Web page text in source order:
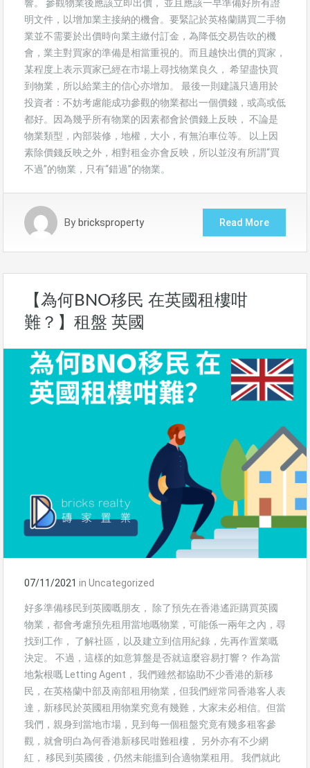
響。 參觀物業後應該立即出價， 並且應該一早準備好所有證
明文件，以增加業主接納的機會。要緊記於英格蘭購買二手物
業並不需要於出價時向業主繳付訂金，為降低交易告吹的機
會，業主對買家的準備是相當重視的。而且越快出價的買家，
某程度上表示買家已經在市場上尋找物業良久， 希望盡快買
到物業，所以給業主的信心亦增加。 最後一則建議只適用於
投資者：不妨考慮能成功參觀的物業都出一個價錢，或高或低
都好。因為幾乎所有物業的因素都會於價錢上反映， 不論是
物業類型，內部裝修，地權，大小，有無泊車位等。 以上因
素除價錢反映之外，相對租金亦會反映，所以並沒有所謂“買
不過”的物業，只有“錯過”的物業。
By bricksproperty Read More
【為何BNO移民 在英國租樓咁
難？】租盤 英國
07/11/2021 in Uncategorized
好多準備移民到英國嘅朋友， 除了預先在香港遙距購買英國
物業，都會考慮預先租用當地嘅物業，可能係一兩年之內，尋
找到工作， 了解社區，以及建立到信用紀錄，先再作置業嘅
決定。 不過，這樣的如意算盤是否就這麼容易打響？ 作為當
地紮根嘅 Letting Agent， 我們雖然都協助不少香港的新移
民，在英格蘭中部及南部租用物業，但我們經常同香港客人表
達，新移民於英國租用物業究竟有幾難，大家未必相信。但當
我們，親身到當地市場，見到每一個租盤究竟有幾多租客參
觀，就會明白為何香港新移民咁難租樓， 另外亦有不少網
紅， 移民到英國後，仍然未能搵到合適物業租用。 我們就此